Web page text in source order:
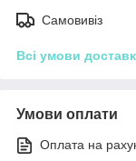
Самовивіз
Всі умови
Умови оплати
Оплата на